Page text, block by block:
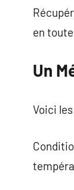
en
Un
Voici